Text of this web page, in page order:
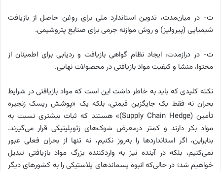
ت- در میان‌مدت، تدوین استاندارد ملی برای روغن حاصل از بازیافت
شیمیایی (پیرولیز) و روش موازنه جرمی برای صنایع پتروشیمی.
ث- در درازمدت، ایجاد نظام گواهی بازیافت و ردیابی برای اطمینان از
محتوا، منشا و کیفیت مواد بازیافتی در محصولات نهایی.
نکته کلیدی که باید به خاطر داشت این است که مواد بازیافتی در شرایط
بحران نه فقط یک جایگزین قیمتی، بلکه یک «پوشش ریسک زنجیره
تأمین (Supply Chain Hedge)» هستند که ثبات بیشتری نسبت به
مواد بکر دارند و کمتر درمعرض شوک‌های ژئوپلیتیکی قرار می‌گیرند.
بنابراین، اگر استانداردها را به‌روز نکنیم، نه تنها از بحران فعلی عبور
نمی‌کنیم، بلکه در آینده نیز به واردکننده بزرگ مواد بازیافتی تبدیل
خواهیم شد؛ در حالی‌که انبوه پسماندهای پلاستیکی را به کشورهای دیگر